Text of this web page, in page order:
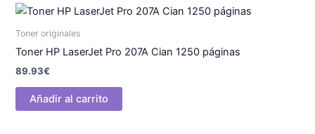
Toner originales
Toner HP LaserJet Pro 207A Cian 1250 páginas
89.93€
Añadir al carrito